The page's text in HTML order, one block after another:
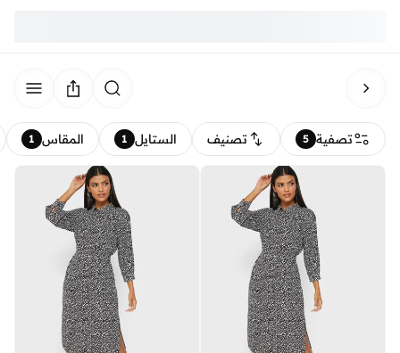
تصفية 5 تصنيف الستايل 1 المقاس 1